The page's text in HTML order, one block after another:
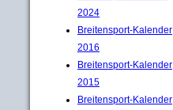
2024
Breitensport-Kalender
2016
Breitensport-Kalender
2015
Breitensport-Kalender